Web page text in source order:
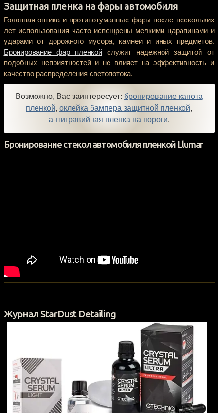
Защитная пленка на фары автомобиля
Головная оптика и противотуманные фары после нескольких
лет использования часто испещрены мелкими царапинами и
ударами от дорожного мусора, камней и иных предметов.
Бронирование фар пленкойслужит надежной защитой от
подобных неприятностей и не влияет на эффективность и
качество распределения светопотока.
Возможно, Вас заинтересует: бронирование капота
пленкой, оклейка бампера защитной пленкой,
антигравийная пленка на пороги.
Бронирование стекол автомобиля пленкой Llumar
Журнал StarDust Detailing